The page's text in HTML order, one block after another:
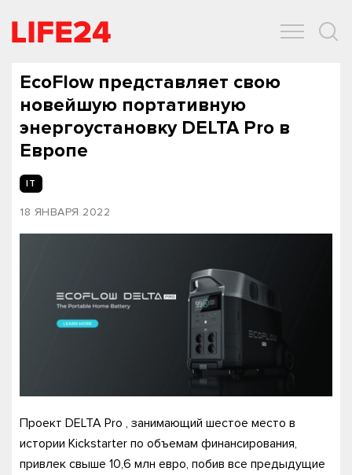
EcoFlow представляет свою
новейшую портативную
энергоустановку DELTA Pro в
Европе
IT
18 ЯНВАРЯ 2022
Проект DELTA Pro , занимающий шестое место в
истории Kickstarter по объемам финансирования,
привлек свыше 10,6 млн евро, побив все предыдущие